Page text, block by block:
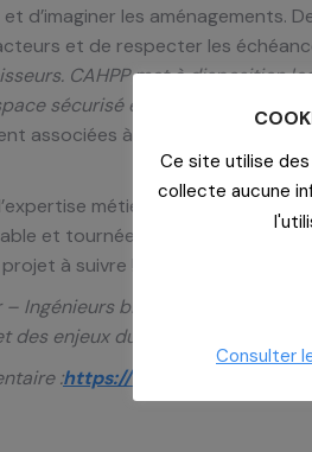
d’imaginer les aménagements.
et de respecter les
CAHPP met à disposition
sécurisé et les fournisseurs
associées à cette dynamique.
métier et les qualités
et tournée vers l’avenir. Le
à suivre !
Ingénieurs biomédicaux
enjeux du terrain.
:https://support.cahpp.fr/
Ce site utilise des
collecte aucune
Consulter